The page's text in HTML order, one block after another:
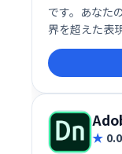
です。あなた
界を超えた表
た、革新的
0.0